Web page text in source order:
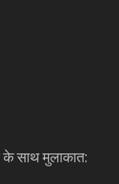
के साथ मुलाकात: